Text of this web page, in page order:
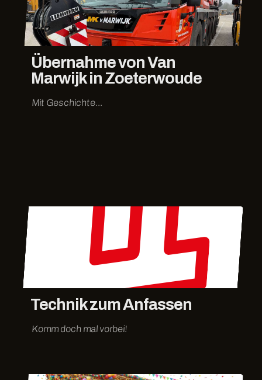
Übernahme von Van
Marwijk in Zoeterwoude
Mit Geschichte...
Technik zum Anfassen
Komm doch mal vorbei!